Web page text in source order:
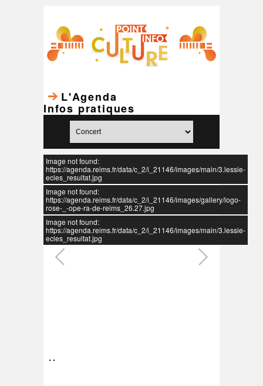
L'Agenda
Infos pratiques
Image not found:
https://agenda.reims.fr/data/c_2/i_21146/images/main/3.lessie-
ecles_resultat.jpg
Image not found:
https://agenda.reims.fr/data/c_2/i_21146/images/gallery/logo-
rose-_-ope-ra-de-reims_26.27.jpg
Image not found:
https://agenda.reims.fr/data/c_2/i_21146/images/main/3.lessie-
ecles_resultat.jpg